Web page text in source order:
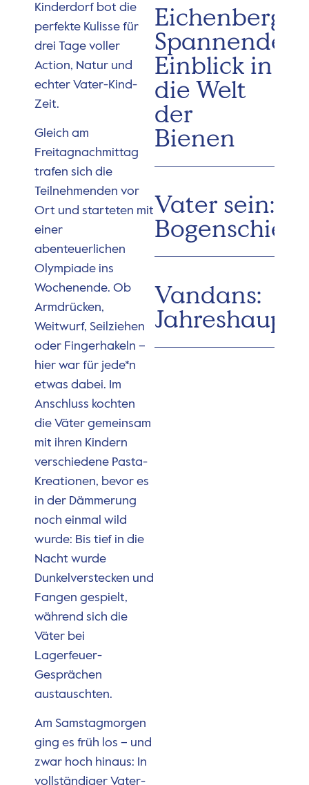
Kinderdorf bot die
perfekte Kulisse für
drei Tage voller
Action, Natur und
echter Vater-Kind-
Zeit.
Gleich am
Freitagnachmittag
trafen sich die
Teilnehmenden vor
Ort und starteten mit
einer
abenteuerlichen
Olympiade ins
Wochenende. Ob
Armdrücken,
Weitwurf, Seilziehen
oder Fingerhakeln –
hier war für jede*n
etwas dabei. Im
Anschluss kochten
die Väter gemeinsam
mit ihren Kindern
verschiedene Pasta-
Kreationen, bevor es
in der Dämmerung
noch einmal wild
wurde: Bis tief in die
Nacht wurde
Dunkelverstecken und
Fangen gespielt,
während sich die
Väter bei
Lagerfeuer-
Gesprächen
austauschten.
Am Samstagmorgen
ging es früh los – und
zwar hoch hinaus: In
vollständiger Vater-
Eichenberg:
Spannender
Einblick in
die Welt
der
Bienen
Vater sein:
Vandans: